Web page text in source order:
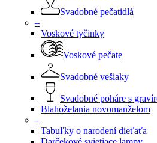
Svadobné pečatidlá
–
Voskové tyčinky
Voskové pečate
Svadobné vešiaky
Svadobné poháre s
Blahoželania novomanželom
–
Tabuľky o narodení dieťaťa